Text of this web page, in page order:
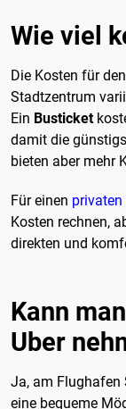
Wie viel
Die Kosten für
Stadtzentrum
Ein Busticket
damit die
bieten aber mehr
Für einen
Kosten rechnen,
direkten und
Kann
Uber
Ja, am Flughafen
eine bequeme